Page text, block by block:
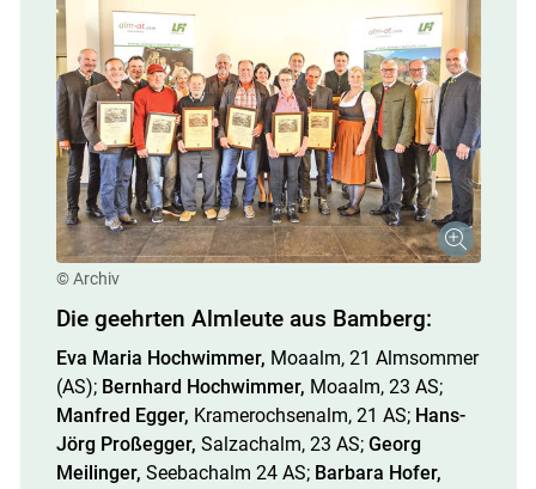
© Archiv
Die geehrten Almleute aus Bamberg:
Eva Maria Hochwimmer, Moaalm, 21 Almsommer
(AS); Bernhard Hochwimmer, Moaalm, 23 AS;
Manfred Egger, Kramer­ochsenalm, 21 AS; Hans-
Jörg Proßegger, Salzachalm, 23 AS; Georg
Meilinger, See­bachalm 24 AS; Barbara Hofer,